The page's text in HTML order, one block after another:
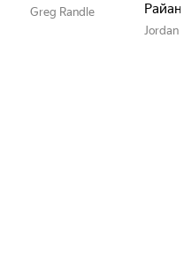
Greg Randle
Райан
Jordan